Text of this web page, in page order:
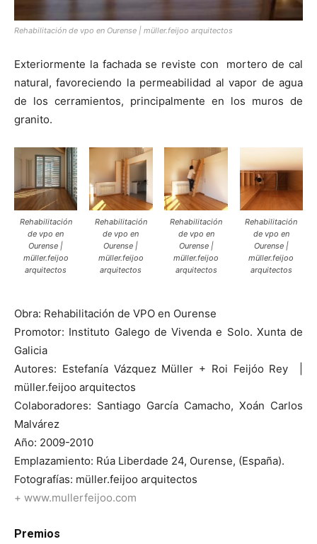
Rehabilitación de vpo en Ourense | müller.feijoo arquitectos
Exteriormente la fachada se reviste con mortero de cal
natural, favoreciendo la permeabilidad al vapor de agua
de los cerramientos, principalmente en los muros de
granito.
Rehabilitación
de vpo en
Ourense |
müller.feijoo
arquitectos
Rehabilitación
de vpo en
Ourense |
müller.feijoo
arquitectos
Rehabilitación
de vpo en
Ourense |
müller.feijoo
arquitectos
Rehabilitación
de vpo en
Ourense |
müller.feijoo
arquitectos
Obra: Rehabilitación de VPO en Ourense
Promotor: Instituto Galego de Vivenda e Solo. Xunta de
Galicia
Autores: Estefanía Vázquez Müller + Roi Feijóo Rey |
müller.feijoo arquitectos
Colaboradores: Santiago García Camacho, Xoán Carlos
Malvárez
Año: 2009-2010
Emplazamiento: Rúa Liberdade 24, Ourense, (España).
Fotografías: müller.feijoo arquitectos
+ www.mullerfeijoo.com
Premios